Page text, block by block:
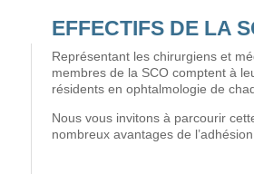
EFFECTIFS DE LA
Représentant les chirurgiens et
membres de la SCO comptent à
résidents en ophtalmologie de
Nous vous invitons à parcourir
nombreux avantages de